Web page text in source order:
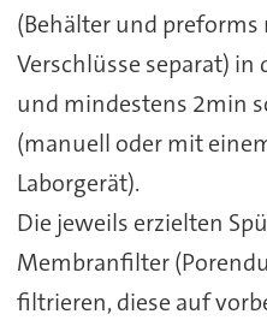
(Behälter und
Verschlüsse separat)
und mindestens 2min
(manuell oder mit
Laborgerät).
Die jeweils erzielten
Membranfilter
filtrieren, diese auf